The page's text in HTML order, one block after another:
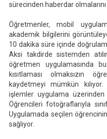
sürecinden haberdar
Öğretmenler, mobil
akademik bilgilerini
10 dakika süre içinde
Aksi takdirde sistemden
öğretmen uygulamasında
kısıtlaması olmaksızın
kaydetmeyi mümkün
işlemler uygulama üzerinden
Öğrencileri fotoğraflarıyla
Uygulamada seçilen
sağlıyor.